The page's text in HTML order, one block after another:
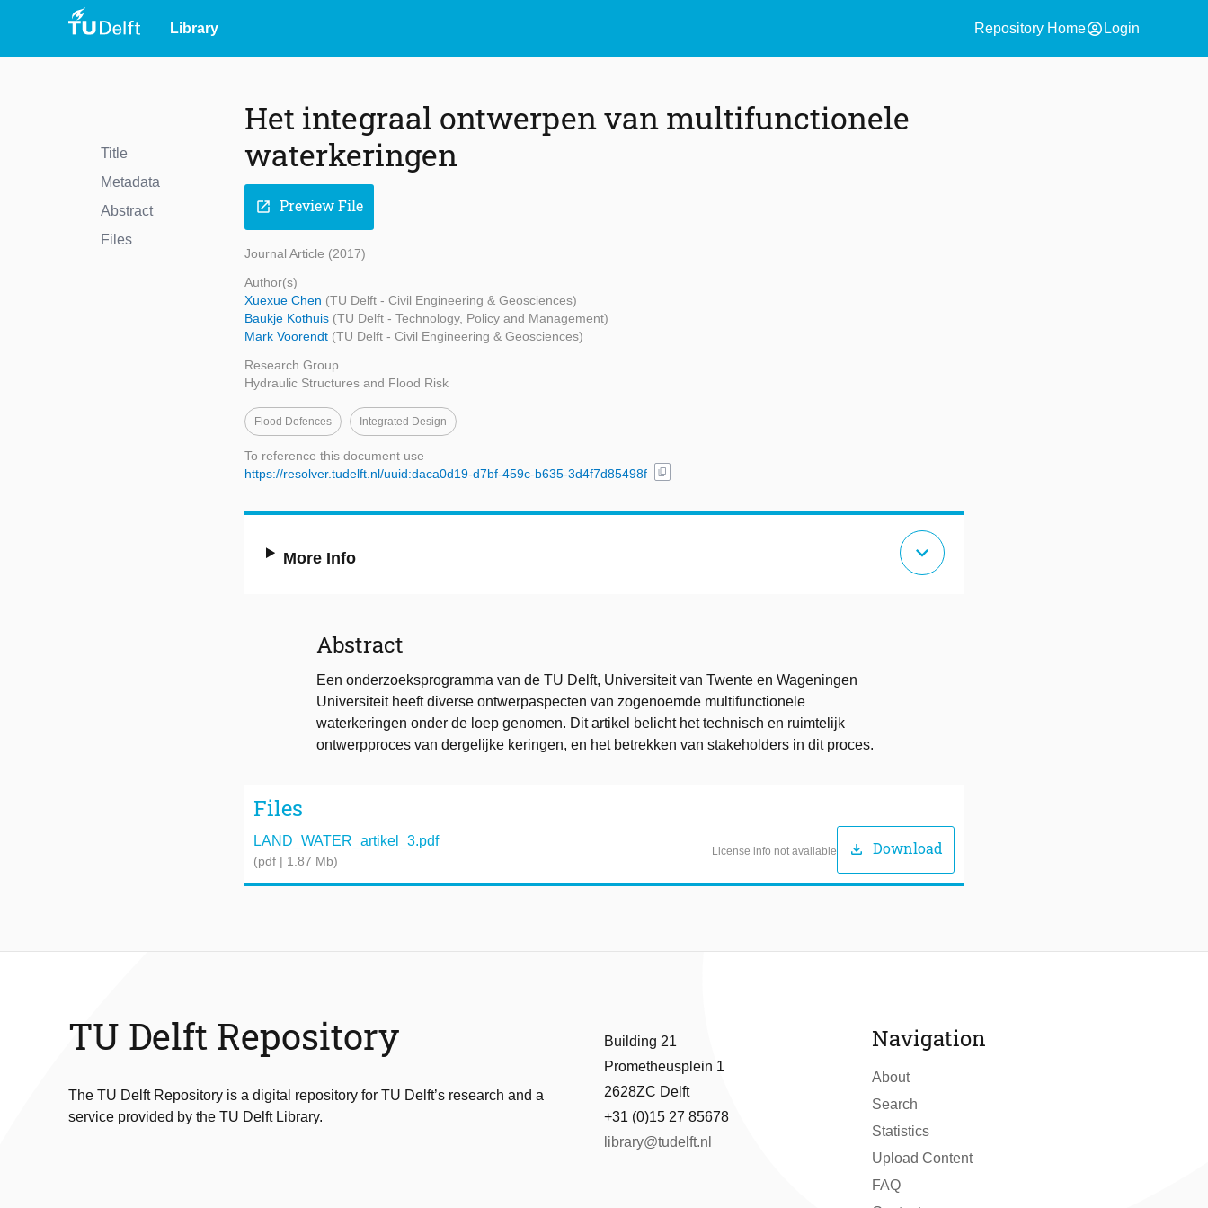
Library Repository Homeaccount_circle Login
Title
Metadata
Abstract
Files
Het integraal ontwerpen van multifunctionele
waterkeringen
open_in_new Preview File
Journal Article (2017)
Author(s)
Xuexue Chen (TU Delft - Civil Engineering & Geosciences)
Baukje Kothuis (TU Delft - Technology, Policy and Management)
Mark Voorendt (TU Delft - Civil Engineering & Geosciences)
Research Group
Hydraulic Structures and Flood Risk
Flood Defences Integrated Design
To reference this document use
https://resolver.tudelft.nl/uuid:daca0d19-d7bf-459c-b635-3d4f7d85498f
content_copy
More Info expand_more
Abstract
Een onderzoeksprogramma van de TU Delft, Universiteit van Twente en Wageningen
Universiteit heeft diverse ontwerpaspecten van zogenoemde multifunctionele
waterkeringen onder de loep genomen. Dit artikel belicht het technisch en ruimtelijk
ontwerpproces van dergelijke keringen, en het betrekken van stakeholders in dit proces.
Files
LAND_WATER_artikel_3.pdf
(pdf | 1.87 Mb)
License info not available download Download
TU Delft Repository
The TU Delft Repository is a digital repository for TU Delft’s research and a
service provided by the TU Delft Library.
Building 21
Prometheusplein 1
2628ZC Delft
+31 (0)15 27 85678
library@tudelft.nl
Navigation
About
Search
Statistics
Upload Content
FAQ